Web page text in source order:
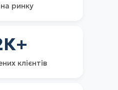
на ринку
К+
клієнтів